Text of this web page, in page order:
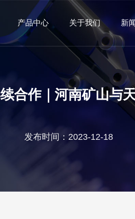
产品中心 关于我们 新
合作｜河南矿山与
发布时间：2023-12-18